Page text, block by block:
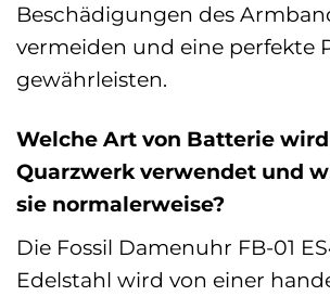
Beschädigungen des
vermeiden und eine perfekte
gewährleisten.
Welche Art von Batterie
Quarzwerk verwendet und
sie normalerweise?
Die Fossil Damenuhr FB-01
Edelstahl wird von einer